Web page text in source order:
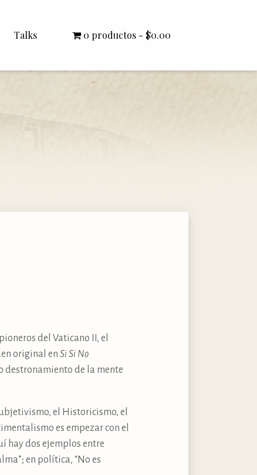
Talks
Rector Letters
0 productos $0.00
del Vaticano II, el
original en Si Si No
destronamiento de la mente
el Historicismo, el
es empezar con el
hay dos ejemplos entre
en política, “No es